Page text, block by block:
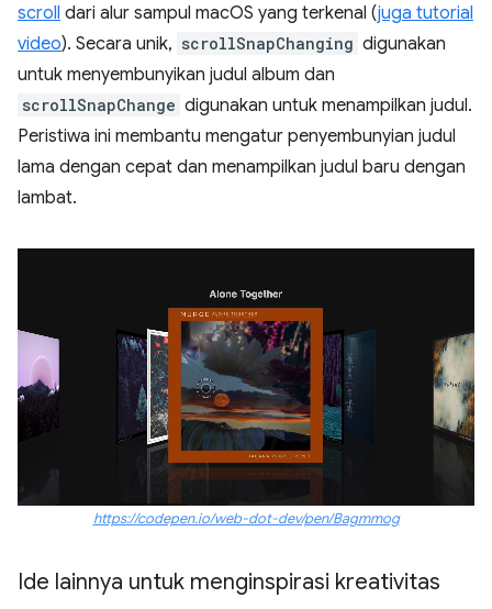
scroll dari alur sampul macOS yang terkenal (juga tutorial
video). Secara unik, scrollSnapChanging digunakan
untuk menyembunyikan judul album dan
scrollSnapChange digunakan untuk menampilkan judul.
Peristiwa ini membantu mengatur penyembunyian judul
lama dengan cepat dan menampilkan judul baru dengan
lambat.
https://codepen.io/web-dot-dev/pen/Bagmmog
Ide lainnya untuk menginspirasi kreativitas